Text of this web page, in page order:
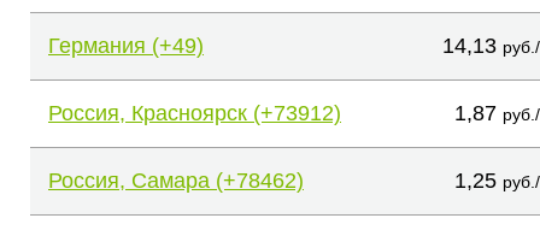
Германия (+49) 14,13
Россия, Красноярск (+73912) 1,87
Россия, Самара (+78462) 1,25